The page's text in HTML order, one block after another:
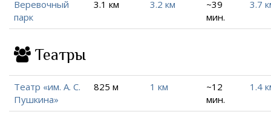
Веревочный
парк
3.1 км 3.2 км
~39
мин.
3.7
Театры
Театр «им. А. С.
Пушкина»
825 м 1 км
~12
мин.
1.4